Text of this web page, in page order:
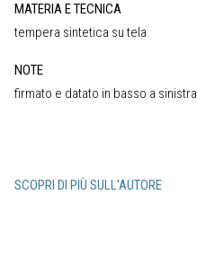
MATERIA E TECNICA
tempera sintetica su tela
NOTE
firmato e datato in basso a sinistra
SCOPRI DI PIÙ SULL'AUTORE